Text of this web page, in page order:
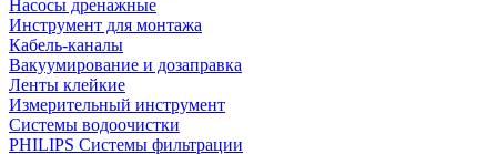
Насосы дренажные
Инструмент для монтажа
Кабель-каналы
Вакуумирование и дозаправка
Ленты клейкие
Измерительный инструмент
Системы водоочистки
PHILIPS Системы фильтрации